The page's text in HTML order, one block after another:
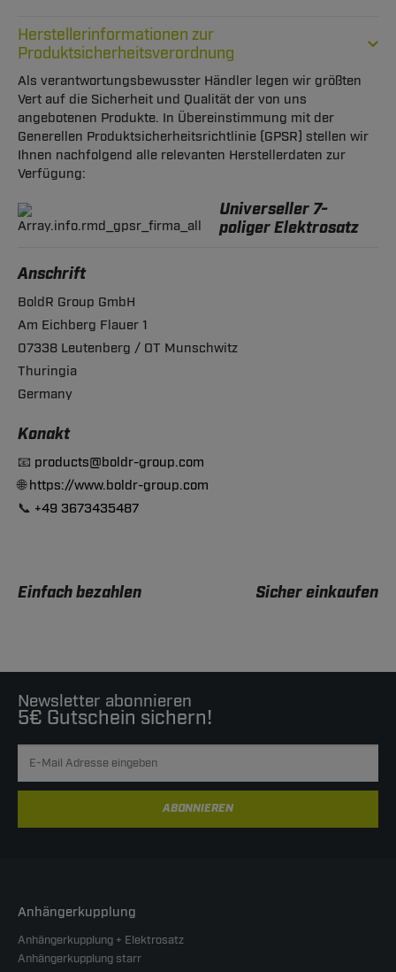
Herstellerinformationen zur
Produktsicherheitsverordnung
Als verantwortungsbewusster Händler legen wir größten
Vert auf die Sicherheit und Qualität der von uns
angebotenen Produkte. In Übereinstimmung mit der
Generellen Produktsicherheitsrichtlinie (GPSR) stellen wir
Ihnen nachfolgend alle relevanten Herstellerdaten zur
Verfügung:
Universeller 7-
poliger Elektrosatz
Anschrift
BoldR Group GmbH
Am Eichberg Flauer 1
07338 Leutenberg / OT Munschwitz
Thuringia
Germany
Konakt
📧 products@boldr-group.com
🌐https://www.boldr-group.com
📞 +49 3673435487
Einfach bezahlen Sicher einkaufen
Newsletter abonnieren
5€ Gutschein sichern!
ABONNIEREN
Anhängerkupplung
Anhängerkupplung + Elektrosatz
Anhängerkupplung starr